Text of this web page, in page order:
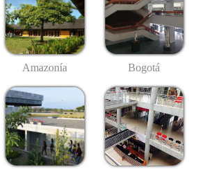
Amazonía Bogotá